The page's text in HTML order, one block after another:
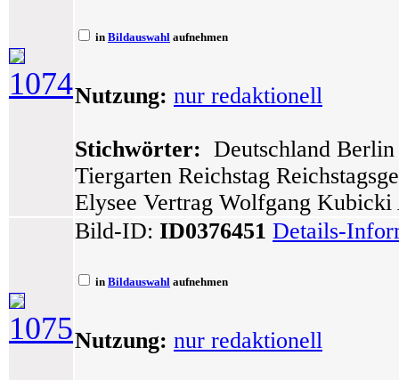
1074
in Bildauswahl aufnehmen
Nutzung: nur redaktionell
Stichwörter: Deutschland
Tiergarten Reichstag
Elysee Vertrag Wolfgang
1075
Bild-ID: ID0376451 Details-
in Bildauswahl aufnehmen
Nutzung: nur redaktionell